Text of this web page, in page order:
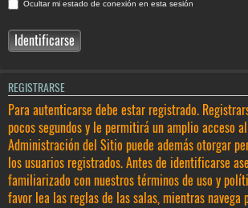
Ocultar mi estado de conexión en esta sesión
REGISTRARSE
Para autenticarse debe estar registrado.
pocos segundos y le permitirá un amplio acceso
Administración del Sitio puede además otorgar
los usuarios registrados. Antes de identificarse
familiarizado con nuestros términos de uso y
favor lea las reglas de las salas, mientras navega